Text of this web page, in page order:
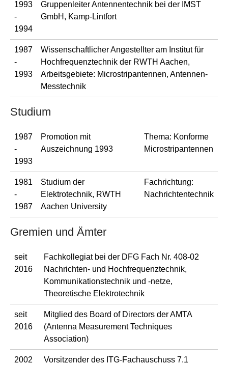
1993
-
1994
Gruppenleiter Antennentechnik bei der IMST
GmbH, Kamp-Lintfort
1987
-
1993
Wissenschaftlicher Angestellter am Institut für
Hochfrequenztechnik der RWTH Aachen,
Arbeitsgebiete: Microstripantennen, Antennen-
Messtechnik
Studium
1987
-
1993
Promotion mit
Auszeichnung 1993
Thema: Konforme
Microstripantennen
1981
-
1987
Studium der
Elektrotechnik, RWTH
Aachen University
Fachrichtung:
Nachrichtentechnik
Gremien und Ämter
seit
2016
Fachkollegiat bei der DFG Fach Nr. 408-02
Nachrichten- und Hochfrequenztechnik,
Kommunikationstechnik und -netze,
Theoretische Elektrotechnik
seit
2016
Mitglied des Board of Directors der AMTA
(Antenna Measurement Techniques
Association)
2002
Vorsitzender des ITG-Fachauschuss 7.1